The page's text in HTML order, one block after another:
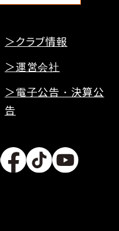
＞クラブ情報
＞運営会社
＞電子公告・決算公
告